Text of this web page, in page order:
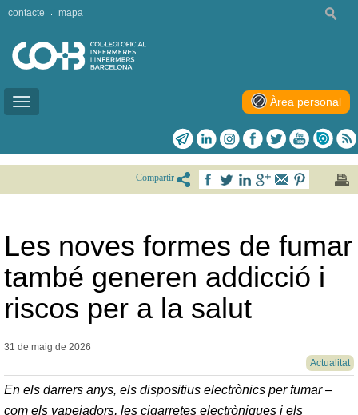
Toggle
contacte mapa
Àrea personal
Compartir
Les noves formes de fumar
també generen addicció i
riscos per a la salut
31 de maig de 2026
Actualitat
En els darrers anys, els dispositius electrònics per fumar –
com els vapejadors, les cigarretes electròniques i els